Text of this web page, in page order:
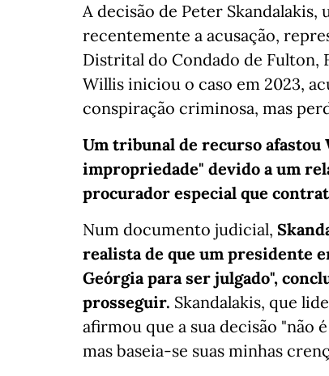
A decisão de Peter
recentemente a acusação,
Distrital do Condado de Fulton,
Willis iniciou o caso em 2023,
conspiração criminosa, mas
Um tribunal de recurso afastou
impropriedade" devido a um
procurador especial que
Num documento judicial,
realista de que um presidente
Geórgia para ser julgado",
prosseguir. Skandalakis, que
afirmou que a sua decisão "não
mas baseia-se suas minhas